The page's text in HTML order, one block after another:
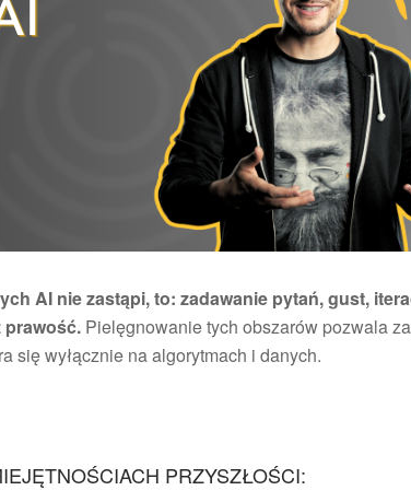
AI nie zastąpi, to: zadawanie pytań, gust,
prawość. Pielęgnowanie tych obszarów pozwala
się wyłącznie na algorytmach i danych.
PRZYSZŁOŚCI: